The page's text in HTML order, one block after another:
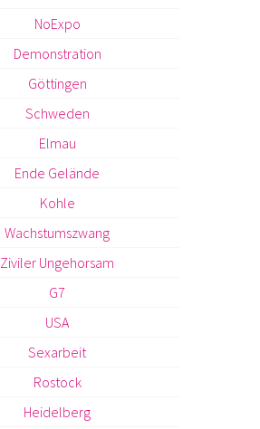
NoExpo
Demonstration
Göttingen
Schweden
Elmau
Ende Gelände
Kohle
Wachstumszwang
Ziviler Ungehorsam
G7
USA
Sexarbeit
Rostock
Heidelberg